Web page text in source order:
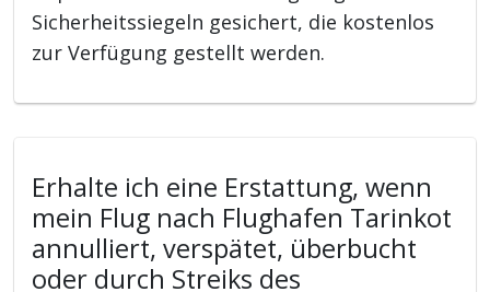
Sicherheitssiegeln gesichert, die kostenlos
zur Verfügung gestellt werden.
Erhalte ich eine Erstattung, wenn
mein Flug nach Flughafen Tarinkot
annulliert, verspätet, überbucht
oder durch Streiks des